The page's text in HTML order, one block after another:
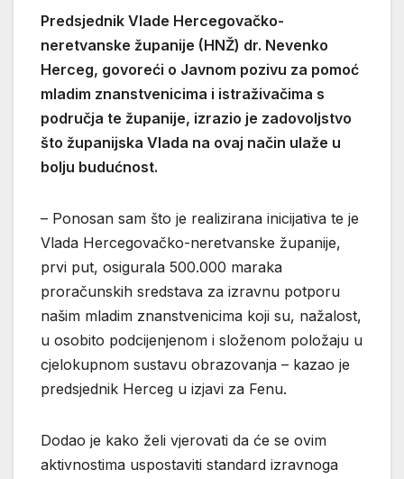
Predsjednik Vlade Hercegovačko-
neretvanske županije (HNŽ) dr. Nevenko
Herceg, govoreći o Javnom pozivu za pomoć
mladim znanstvenicima i istraživačima s
područja te županije, izrazio je zadovoljstvo
što županijska Vlada na ovaj način ulaže u
bolju budućnost.
– Ponosan sam što je realizirana inicijativa te je
Vlada Hercegovačko-neretvanske županije,
prvi put, osigurala 500.000 maraka
proračunskih sredstava za izravnu potporu
našim mladim znanstvenicima koji su, nažalost,
u osobito podcijenjenom i složenom položaju u
cjelokupnom sustavu obrazovanja – kazao je
predsjednik Herceg u izjavi za Fenu.
Dodao je kako želi vjerovati da će se ovim
aktivnostima uspostaviti standard izravnoga